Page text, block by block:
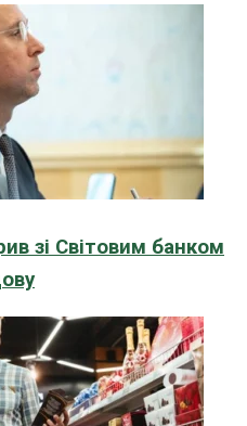
зі Світовим банком